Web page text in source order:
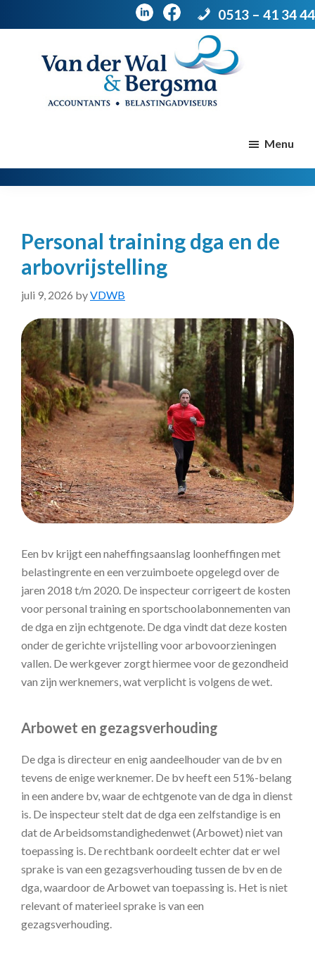
0513 – 41 34 44
Menu
Personal training dga en de
arbovrijstelling
juli 9, 2026 byVDWB
Een bv krijgt een naheffingsaanslag loonheffingen met
belastingrente en een verzuimboete opgelegd over de
jaren 2018 t/m 2020. De inspecteur corrigeert de kosten
voor personal training en sportschoolabonnementen van
de dga en zijn echtgenote. De dga vindt dat deze kosten
onder de gerichte vrijstelling voor arbovoorzieningen
vallen. De werkgever zorgt hiermee voor de gezondheid
van zijn werknemers, wat verplicht is volgens de wet.
Arbowet en gezagsverhouding
De dga is directeur en enig aandeelhouder van de bv en
tevens de enige werknemer. De bv heeft een 51%-belang
in een andere bv, waar de echtgenote van de dga in dienst
is. De inspecteur stelt dat de dga een zelfstandige is en
dat de Arbeidsomstandighedenwet (Arbowet) niet van
toepassing is. De rechtbank oordeelt echter dat er wel
sprake is van een gezagsverhouding tussen de bv en de
dga, waardoor de Arbowet van toepassing is. Het is niet
relevant of materieel sprake is van een
gezagsverhouding.